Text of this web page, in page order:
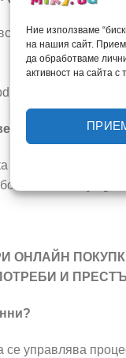
Ние използваме
на нашия сайт.
да обработваме
активност на сайта с
Гешов” 15
за поверителност.
ОНЛАЙН
И
се управлява